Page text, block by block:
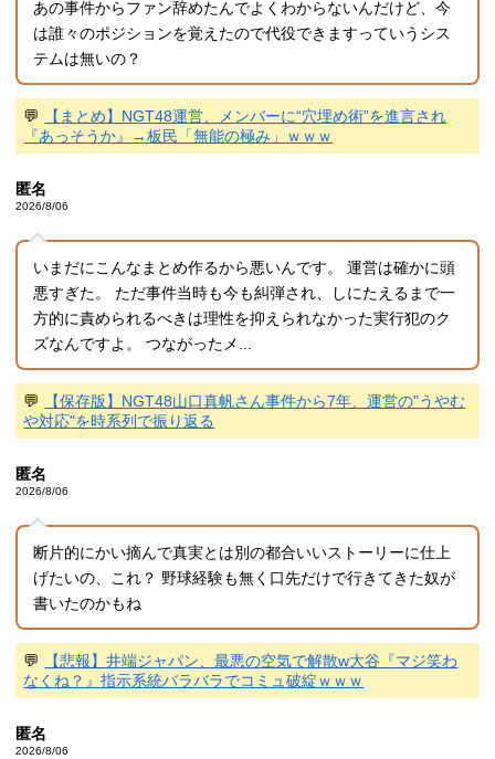
あの事件からファン辞めたんでよくわからないんだけど、今
は誰々のポジションを覚えたので代役できますっていうシス
テムは無いの？
💬
【まとめ】NGT48運営、メンバーに“穴埋め術”を進言され
『あっそうか』→板民「無能の極み」ｗｗｗ
匿名
2026/8/06
いまだにこんなまとめ作るから悪いんです。 運営は確かに頭
悪すぎた。 ただ事件当時も今も糾弾され、しにたえるまで一
方的に責められるべきは理性を抑えられなかった実行犯のク
ズなんですよ。 つながったメ...
💬
【保存版】NGT48山口真帆さん事件から7年、運営の"うやむ
や対応"を時系列で振り返る
匿名
2026/8/06
断片的にかい摘んで真実とは別の都合いいストーリーに仕上
げたいの、これ？ 野球経験も無く口先だけで行きてきた奴が
書いたのかもね
💬
【悲報】井端ジャパン、最悪の空気で解散w大谷『マジ笑わ
なくね？』指示系統バラバラでコミュ破綻ｗｗｗ
匿名
2026/8/06